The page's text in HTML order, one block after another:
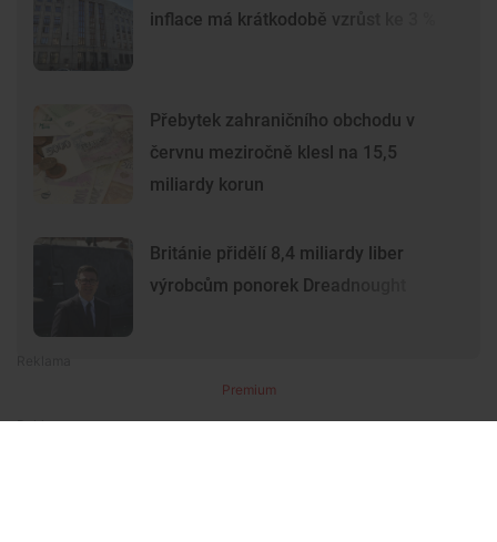
inflace má krátkodobě vzrůst ke 3 %
Přebytek zahraničního obchodu v
červnu meziročně klesl na 15,5
miliardy korun
Británie přidělí 8,4 miliardy liber
výrobcům ponorek Dreadnought
Premium